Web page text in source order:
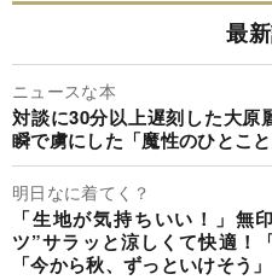
最
ニュースな本
対談に30分以上遅刻した大原
瞬で虜にした「魔性のひとこと
明日なに着てく？
「生地が気持ちいい！」無
ツ”サラッと涼しくて快適！
「今から秋、ずっといけそう